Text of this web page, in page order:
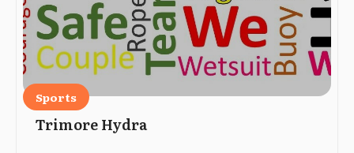
Sports
Trimore Hydra